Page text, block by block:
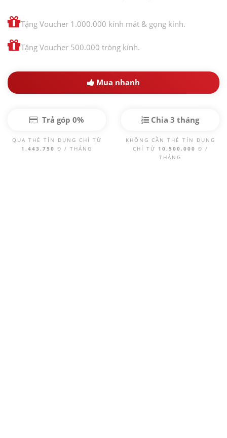
Tặng Voucher 1.000.000 kính mát & gọng kính.
Tặng Voucher 500.000 tròng kính.
Mua nhanh
Trả góp 0%
QUA THẺ TÍN DỤNG CHỈ TỪ
1.443.750 Đ / THÁNG
Chia 3 tháng
KHÔNG CẦN THẺ TÍN DỤNG
CHỈ TỪ 10.500.000 Đ /
THÁNG